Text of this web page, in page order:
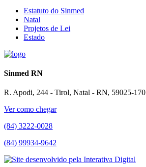
Estatuto do Sinmed
Natal
Projetos de Lei
Estado
Sinmed RN
R. Apodi, 244 - Tirol, Natal - RN, 59025-170
Ver como chegar
(84) 3222-0028
(84) 99934-9642